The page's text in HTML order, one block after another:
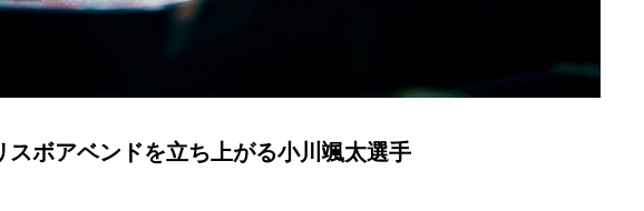
ボアベンドを立ち上がる小川颯太選手